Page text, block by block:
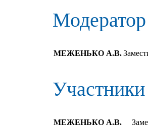
Модератор
МЕЖЕНЬКО А.В.
Участники
МЕЖЕНЬКО А.В.